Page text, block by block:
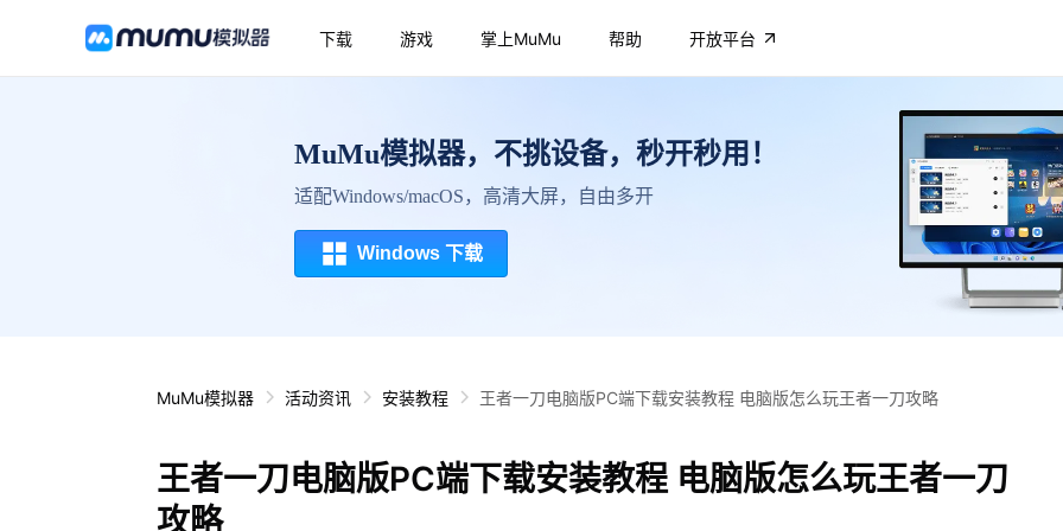
下载 游戏 掌上MuMu 帮助 开放平台
MuMu模拟器，不挑设备，秒开秒用！
适配Windows/macOS，高清大屏，自由多开
Windows 下载
MuMu模拟器 活动资讯 安装教程 王者一刀电脑版PC端下载安装教程 电脑版怎么玩王者一刀攻略
王者一刀电脑版PC端下载安装教程 电脑版怎么玩王者一刀
攻略